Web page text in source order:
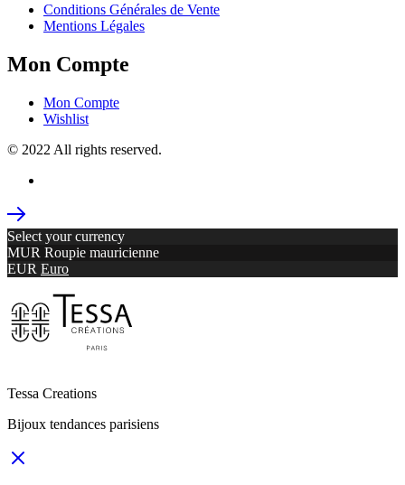
Conditions Générales de Vente
Mentions Légales
Mon Compte
Mon Compte
Wishlist
© 2022 All rights reserved.
Select your currency
MUR Roupie mauricienne
EUR Euro
Tessa Creations
Bijoux tendances parisiens